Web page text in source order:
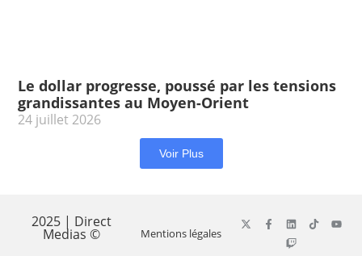
Le dollar progresse, poussé par les tensions
grandissantes au Moyen-Orient
24 juillet 2026
Voir Plus
2025 | Direct
Medias © Mentions légales